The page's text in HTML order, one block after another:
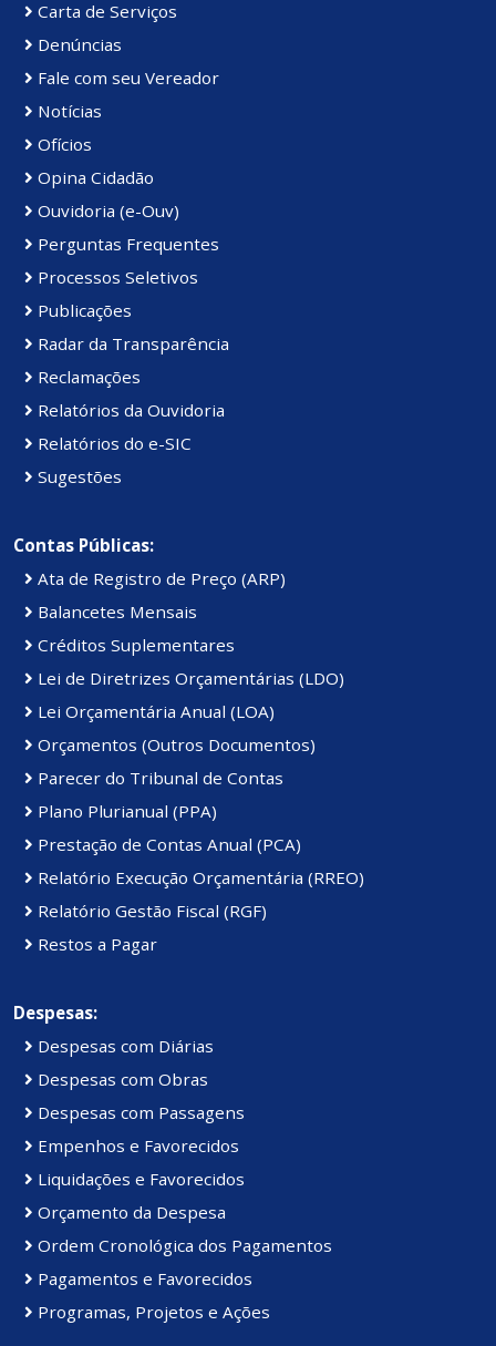
Carta de Serviços
Denúncias
Fale com seu Vereador
Notícias
Ofícios
Opina Cidadão
Ouvidoria (e-Ouv)
Perguntas Frequentes
Processos Seletivos
Publicações
Radar da Transparência
Reclamações
Relatórios da Ouvidoria
Relatórios do e-SIC
Sugestões
Contas Públicas:
Ata de Registro de Preço (ARP)
Balancetes Mensais
Créditos Suplementares
Lei de Diretrizes Orçamentárias (LDO)
Lei Orçamentária Anual (LOA)
Orçamentos (Outros Documentos)
Parecer do Tribunal de Contas
Plano Plurianual (PPA)
Prestação de Contas Anual (PCA)
Relatório Execução Orçamentária (RREO)
Relatório Gestão Fiscal (RGF)
Restos a Pagar
Despesas:
Despesas com Diárias
Despesas com Obras
Despesas com Passagens
Empenhos e Favorecidos
Liquidações e Favorecidos
Orçamento da Despesa
Ordem Cronológica dos Pagamentos
Pagamentos e Favorecidos
Programas, Projetos e Ações